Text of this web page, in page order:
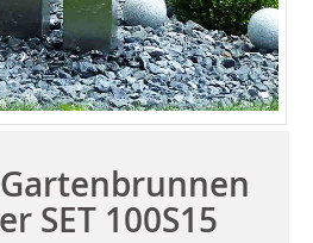
SET 100S15